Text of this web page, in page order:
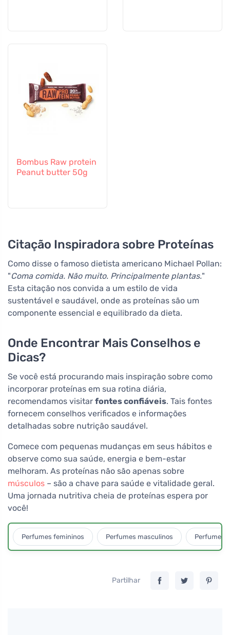
Bombus Raw protein
Peanut butter 50g
Citação Inspiradora sobre Proteínas
Como disse o famoso dietista americano Michael Pollan:
"Coma comida. Não muito. Principalmente plantas."
Esta citação nos convida a um estilo de vida
sustentável e saudável, onde as proteínas são um
componente essencial e equilibrado da dieta.
Onde Encontrar Mais Conselhos e
Dicas?
Se você está procurando mais inspiração sobre como
incorporar proteínas em sua rotina diária,
recomendamos visitar fontes confiáveis. Tais fontes
fornecem conselhos verificados e informações
detalhadas sobre nutrição saudável.
Comece com pequenas mudanças em seus hábitos e
observe como sua saúde, energia e bem-estar
melhoram. As proteínas não são apenas sobre
músculos – são a chave para saúde e vitalidade geral.
Uma jornada nutritiva cheia de proteínas espera por
você!
Perfumes femininos Perfumes masculinos Perfumes
Partilhar